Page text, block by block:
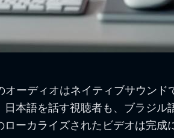
ーディオはネイティブサウン
本語を話す視聴者も、ブラジ
ーカライズされたビデオは完成